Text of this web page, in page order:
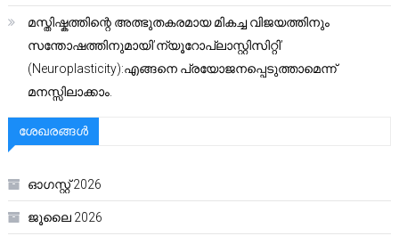
മസ്തിഷ്കത്തിന്റെ അത്ഭുതകരമായ മികച്ച വിജയത്തിനും
സന്തോഷത്തിനുമായി’ന്യൂറോപ്ലാസ്റ്റിസിറ്റി’
(Neuroplasticity):എങ്ങനെ പ്രയോജനപ്പെടുത്താമെന്ന്
മനസ്സിലാക്കാം.
ശേഖരങ്ങൾ
ഓഗസ്റ്റ്‌ 2026
ജൂലൈ 2026